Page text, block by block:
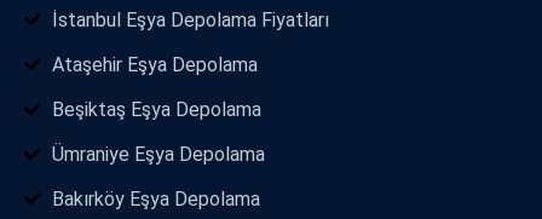
İstanbul Eşya Depolama Fiyatları
Ataşehir Eşya Depolama
Beşiktaş Eşya Depolama
Ümraniye Eşya Depolama
Bakırköy Eşya Depolama